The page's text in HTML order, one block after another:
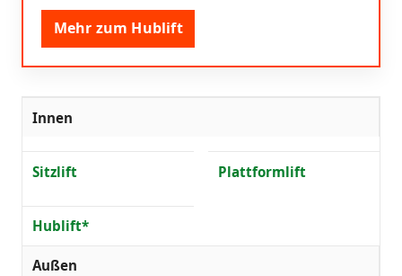
Mehr zum Hublift
Innen
Sitzlift Plattformlift
Hublift*
Außen